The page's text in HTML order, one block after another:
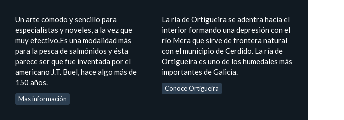
Un arte cómodo y sencillo para
especialistas y noveles, a la vez que
muy efectivo.Es una modalidad más
para la pesca de salmónidos y ésta
parece ser que fue inventada por el
americano J.T. Buel, hace algo más de
150 años.
Mas información
La ría de Ortigueira se adentra hacia el
interior formando una depresión con el
río Mera que sirve de frontera natural
con el municipio de Cerdido. La ría de
Ortigueira es uno de los humedales más
importantes de Galicia.
Conoce Ortigueira